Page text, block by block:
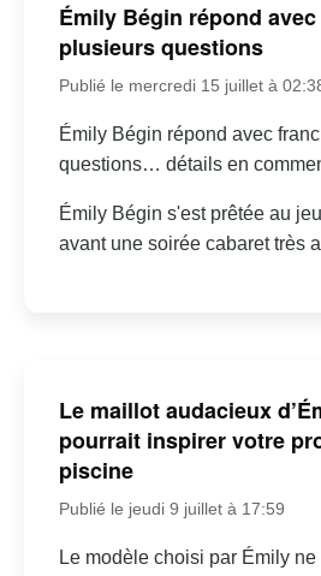
Émily Bégin répond
plusieurs questions
Publié le mercredi 15 juillet à
Émily Bégin répond avec
questions… détails en
Émily Bégin s'est prêtée au
avant une soirée cabaret très
Le maillot audacieux
pourrait inspirer votre
piscine
Publié le jeudi 9 juillet à 17:59
Le modèle choisi par Émily